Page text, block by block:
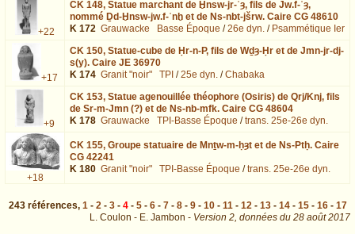
+22
CK 148, Statue marchant de Ḫnsw-jr-ʿȝ, fils de Jw.f-ʿȝ,
nommé Ḏd-Ḫnsw-jw.f-ʿnḫ et de Ns-nbt-jšrw. Caire CG 48610
K 172 Grauwacke Basse Époque /26e dyn. / Psammétique Ier
+17
CK 150, Statue-cube de Ḥr-n-P, fils de Wḏȝ-Ḥr et de Jmn-jr-dj-
s(y). Caire JE 36970
K 174 Granit "noir" TPI /25e dyn. /Chabaka
+9
CK 153, Statue agenouillée théophore (Osiris) de Qrj/Knj, fils
de Sr-m-Jmn (?) et de Ns-nb-mfk. Caire CG 48604
K 178 Grauwacke TPI-Basse Époque /trans. 25e-26e dyn.
+18
CK 155, Groupe statuaire de Mnṯw-m-ḥȝt et de Ns-Ptḥ. Caire
CG 42241
K 180 Granit "noir" TPI-Basse Époque /trans. 25e-26e dyn.
243 références, 1- 2- 3- 4- 5- 6- 7- 8- 9- 10- 11- 12- 13- 14- 15- 16- 17
L. Coulon - E. Jambon - Version 2, données du 28 août 2017